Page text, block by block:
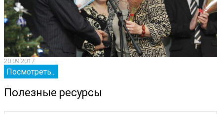
20.09.2017
Посмотреть...
Полезные ресурсы